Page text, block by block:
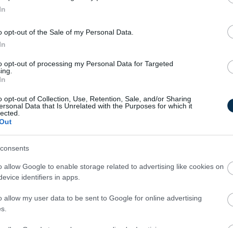
opt-out of the Sale of my Personal Data.
opt-out of processing my Personal Data for Targeted
opt-out of Collection, Use, Retention, Sale, and/or Sharing
Data that Is Unrelated with the Purposes for which it
allow Google to enable storage related to advertising like cookies on
identifiers in apps.
allow my user data to be sent to Google for online advertising
kelet-európai vezetője kiemelte:
törekszünk, hogy túllépjünk a
intelligencia szempontból
az ügyfélszolgálatot kiemeljük a
az ígéretet megvalósítani ügyfeleink
amikor arra szükség van, és emberi
nélkül. Amikor digitális
ötvözzük, és ezt következetesen
nemcsak az UniCredit, hanem
vezetője hozzáfűzte: “A Prime by
lépés abba az irányba, hogy prémium
térben az igényeiknek leginkább
hogy Prime-szakértőink szaktudása,